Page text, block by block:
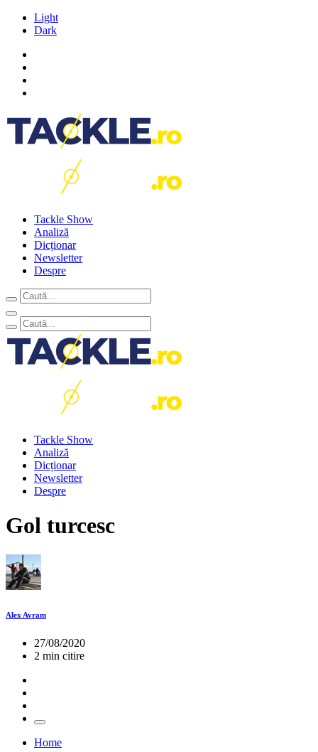
Light
Dark
Tackle Show
Analiză
Dicționar
Newsletter
Despre
Tackle Show
Analiză
Dicționar
Newsletter
Despre
Gol turcesc
Alex Avram
27/08/2020
2 min citire
Home